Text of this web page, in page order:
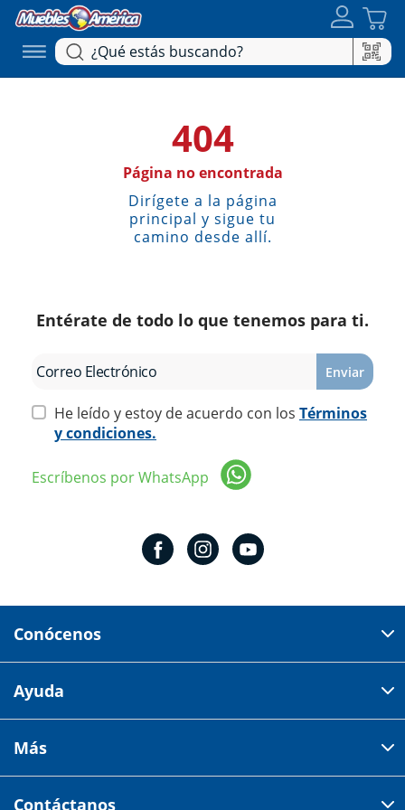
404
Página no encontrada
Dirígete a la página
principal y sigue tu
camino desde allí.
Entérate de todo lo que tenemos para ti.
Enviar
He leído y estoy de acuerdo con los Términos
y condiciones.
Escríbenos por WhatsApp
Conócenos
Av 18 de marzo # 309. Colonia la Nogalera.
Tiendas
Ayuda
Centro de ayuda
Más
Contáctanos